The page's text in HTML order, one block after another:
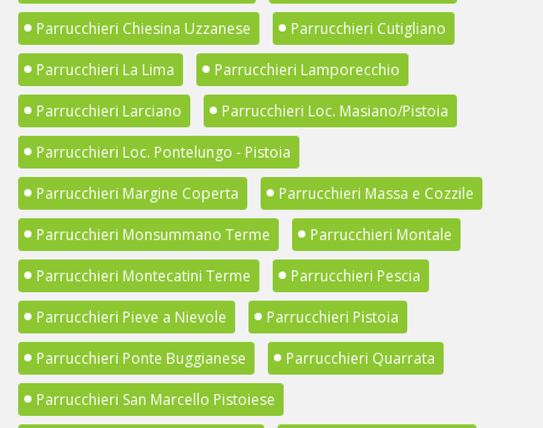
Parrucchieri Chiesina Uzzanese
Parrucchieri Cutigliano
Parrucchieri La Lima
Parrucchieri Lamporecchio
Parrucchieri Larciano
Parrucchieri Loc. Masiano/Pistoia
Parrucchieri Loc. Pontelungo - Pistoia
Parrucchieri Margine Coperta
Parrucchieri Massa e Cozzile
Parrucchieri Monsummano Terme
Parrucchieri Montale
Parrucchieri Montecatini Terme
Parrucchieri Pescia
Parrucchieri Pieve a Nievole
Parrucchieri Pistoia
Parrucchieri Ponte Buggianese
Parrucchieri Quarrata
Parrucchieri San Marcello Pistoiese